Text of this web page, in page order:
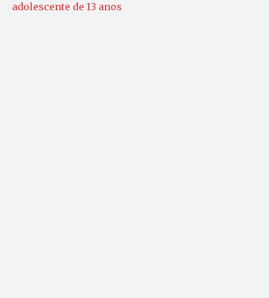
adolescente de 13 anos